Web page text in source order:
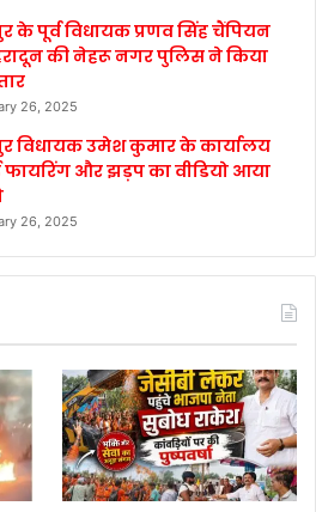
के पूर्व विधायक प्रणव सिंह चैंपियन
की नेहरू नगर पुलिस ने किया
26, 2025
विधायक उमेश कुमार के कार्यालय
फायरिंग और झड़प का वीडियो आया
26, 2025